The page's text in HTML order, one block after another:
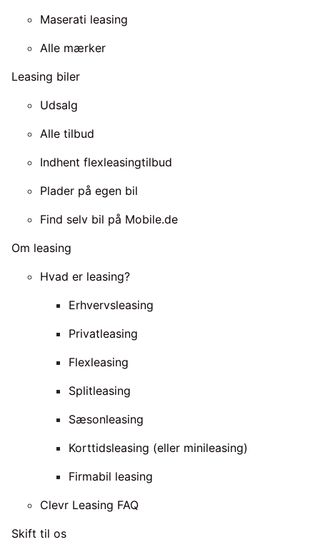
Maserati leasing
Alle mærker
Leasing biler
Udsalg
Alle tilbud
Indhent flexleasingtilbud
Plader på egen bil
Find selv bil på Mobile.de
Om leasing
Hvad er leasing?
Erhvervsleasing
Privatleasing
Flexleasing
Splitleasing
Sæsonleasing
Korttidsleasing (eller minileasing)
Firmabil leasing
Clevr Leasing FAQ
Skift til os